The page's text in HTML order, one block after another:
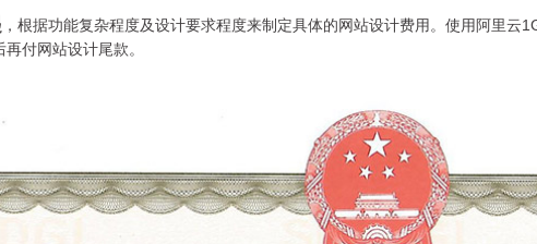
，根据功能复杂程度及设计要求程度来制定具体的网站设计费用。使用阿里
付网站设计尾款。